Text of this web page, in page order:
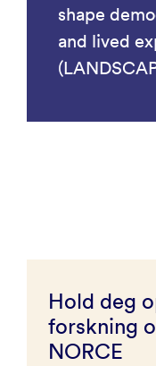
shape
and lived
Hold deg
forskning
NORCE